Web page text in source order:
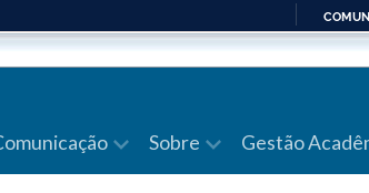
Sobre Gestão